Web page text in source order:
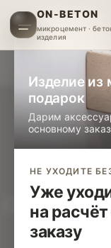
ПОДАРОК К
Изделие из
подарок
Дарим
основному
НЕ УХОДИТЕ
Уже
на
заказу
ON-BETON
микроцемент ·
изделия